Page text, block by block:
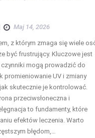
Maj 14, 2026
z którym zmaga się wiele
być frustrujący. Kluczowe jest
czynniki mogą prowadzić do
promieniowanie UV i zmiany
skutecznie je kontrolować.
przeciwsłoneczna i
to fundamenty, które
efektów leczenia. Warto
błędom,…